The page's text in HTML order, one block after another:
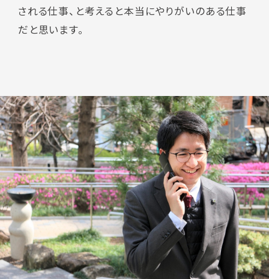
される仕事、と考えると本当にやりがいのある仕事
だと思います。